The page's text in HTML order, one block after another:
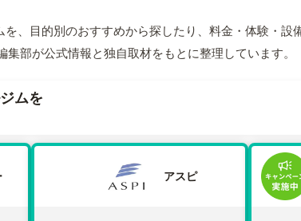
、目的別のおすすめから探したり、料金・体験・設
部が公式情報と独自取材をもとに整理しています。
ムを
アスピ